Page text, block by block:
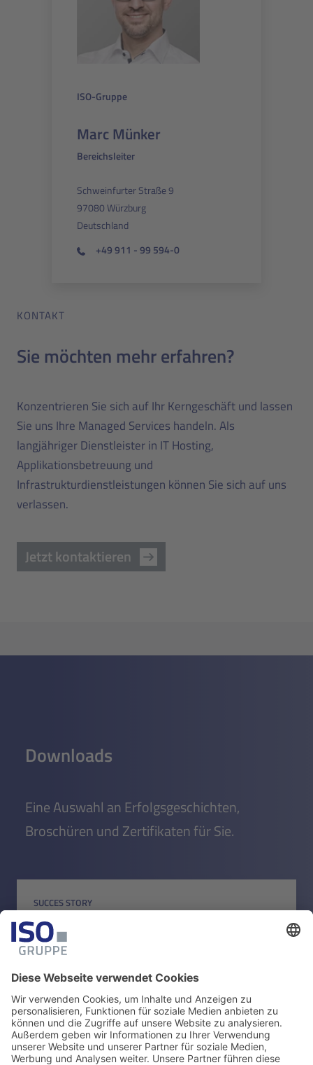
ISO-Gruppe
Marc Münker
Bereichsleiter
Schweinfurter Straße 9
97080 Würzburg
Deutschland
+49 911 - 99 594-0
KONTAKT
Sie möchten mehr erfahren?
Konzentrieren Sie sich auf Ihr Kerngeschäft und lassen
Sie uns Ihre Managed Services handeln. Als
langjähriger Dienstleister in IT Hosting,
Applikationsbetreuung und
Infrastrukturdienstleistungen können Sie sich auf uns
verlassen.
Jetzt kontaktieren
Downloads
Eine Auswahl an Erfolgsgeschichten,
Broschüren und Zertifikaten für Sie.
SUCCES STORY
Landis+Gyr
Zum Download
ZERTIFIKAT